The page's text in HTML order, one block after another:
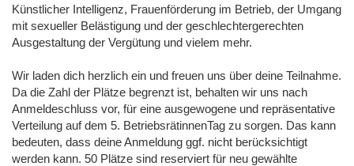
Künstlicher Intelligenz, Frauenförderung im Betrieb, der Umgang
mit sexueller Belästigung und der geschlechtergerechten
Ausgestaltung der Vergütung und vielem mehr.
Wir laden dich herzlich ein und freuen uns über deine Teilnahme.
Da die Zahl der Plätze begrenzt ist, behalten wir uns nach
Anmeldeschluss vor, für eine ausgewogene und repräsentative
Verteilung auf dem 5. BetriebsrätinnenTag zu sorgen. Das kann
bedeuten, dass deine Anmeldung ggf. nicht berücksichtigt
werden kann. 50 Plätze sind reserviert für neu gewählte